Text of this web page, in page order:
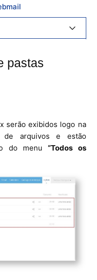
pastas
serão exibidos logo na
de arquivos e estão
do menu “Todos os